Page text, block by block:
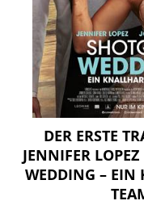
DER ERSTE
JENNIFER
WEDDING – EIN